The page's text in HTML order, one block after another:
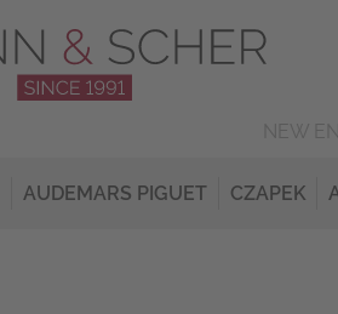
AUDEMARS PIGUET CZAPEK